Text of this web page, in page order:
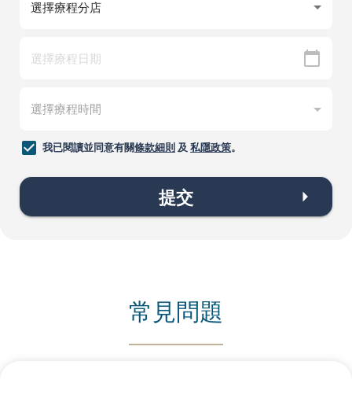
我已閱讀並同意有關條款細則及 私隱政策。
提交
常見問題